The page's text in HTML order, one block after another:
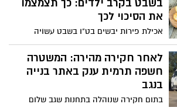
החג, כאשר ברקע נמצא כל העת השכול
והכאב.
בשבט בקרב ילדים: כך תצמצמו
את הסיכוי לכך
אכילת פירות יבשים בט"ו בשבט עשויה
להוביל לחנק ולהסתיים בצורה טראגית בייחוד
בקרב ילדים קטנים. כך תוכלו לצמצם את
הסיכוי לחנק מפירות יבשים בקרב ילדיכם
לאחר חקירה מהירה: המשטרה
חשפה תרמית ענק באתר בנייה
בנגב
בתום חקירה שנוהלה בתחנות שגב שלום